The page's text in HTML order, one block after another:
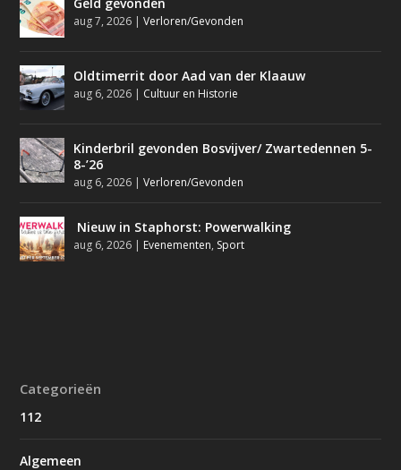
aug 7, 2026 |Verloren/Gevonden
Oldtimerrit door Aad van der Klaauw
aug 6, 2026 | Cultuur en Historie
Kinderbril gevonden Bosvijver/ Zwartedennen 5-
8-’26
aug 6, 2026 |Verloren/Gevonden
Nieuw in Staphorst: Powerwalking
aug 6, 2026 | Evenementen, Sport
Categorieën
112
Algemeen